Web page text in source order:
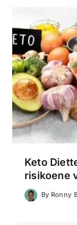
Keto
risikoene
By Ronny